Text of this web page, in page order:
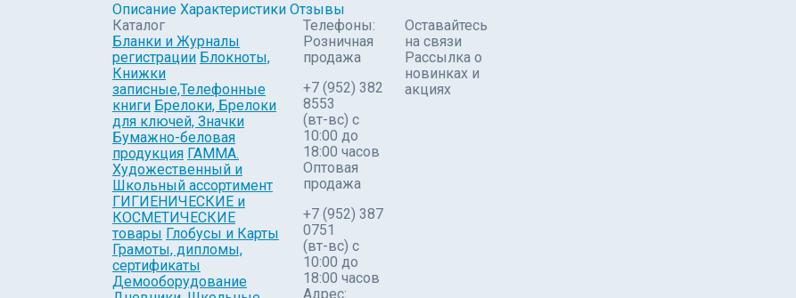
Описание Характеристики Отзывы
Каталог
Бланки и Журналы
регистрации Блокноты,
Книжки
записные,Телефонные
книги Брелоки, Брелоки
для ключей, Значки
Бумажно-беловая
продукция ГАММА.
Художественный и
Школьный ассортимент
ГИГИЕНИЧЕСКИЕ и
КОСМЕТИЧЕСКИЕ
товары Глобусы и Карты
Грамоты, дипломы,
сертификаты
Демооборудование
Телефоны:
Розничная
продажа
+7 (952) 382
8553
(вт-вс) c
10:00 до
18:00 часов
Оптовая
продажа
+7 (952) 387
0751
(вт-вс) с
10:00 до
18:00 часов
Адрес:
Оставайтесь
на связи
Рассылка о
новинках и
акциях